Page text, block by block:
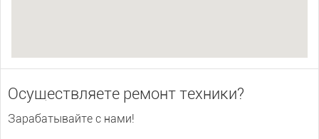
Осуществляете ремонт техники?
Зарабатывайте с нами!